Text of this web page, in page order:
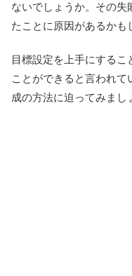
ないでしょうか。その失
たことに原因があるかも
目標設定を上手にするこ
ことができると言われ
成の方法に迫ってみまし